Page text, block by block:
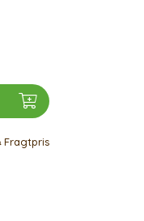
Fragtpris